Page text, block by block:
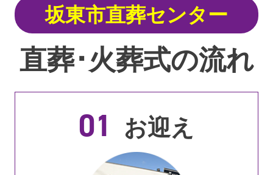
坂東市直葬センター
直葬･火葬式の流れ
01 お迎え